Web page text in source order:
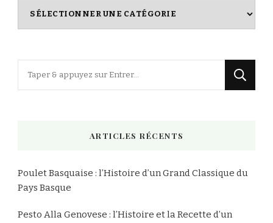
Index
ARTICLES RÉCENTS
Poulet Basquaise : l’Histoire d’un Grand Classique du
Pays Basque
Pesto Alla Genovese : l’Histoire et la Recette d’un